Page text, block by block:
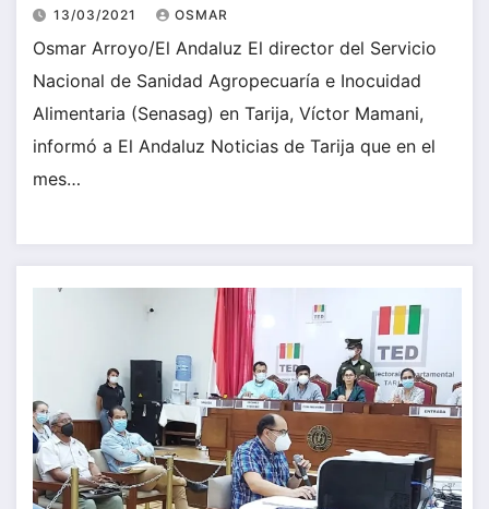
13/03/2021 OSMAR
Osmar Arroyo/El Andaluz El director del Servicio
Nacional de Sanidad Agropecuaría e Inocuidad
Alimentaria (Senasag) en Tarija, Víctor Mamani,
informó a El Andaluz Noticias de Tarija que en el
mes…